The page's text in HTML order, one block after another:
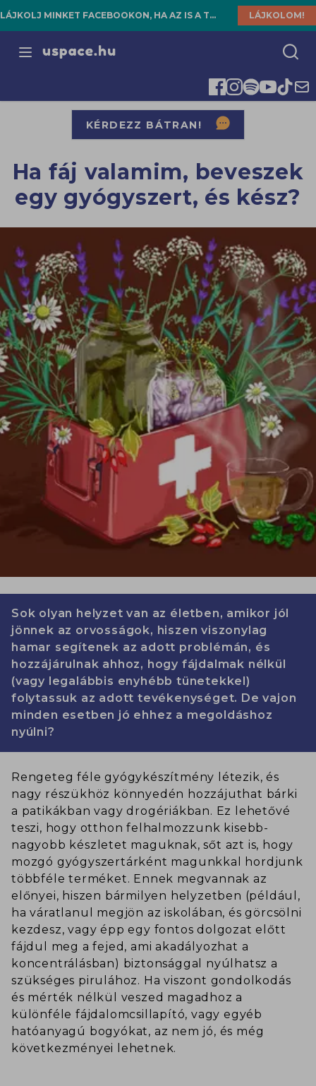
LÁJKOLJ MINKET FACEBOOKON, HA AZ IS A TE HELYED! LÁJKOLOM!
Open menu
KÉRDEZZ BÁTRAN!
Ha fáj valamim, beveszek
egy gyógyszert, és kész?
Sok olyan helyzet van az életben, amikor jól
jönnek az orvosságok, hiszen viszonylag
hamar segítenek az adott problémán, és
hozzájárulnak ahhoz, hogy fájdalmak nélkül
(vagy legalábbis enyhébb tünetekkel)
folytassuk az adott tevékenységet. De vajon
minden esetben jó ehhez a megoldáshoz
nyúlni?
Rengeteg féle gyógykészítmény létezik, és
nagy részükhöz könnyedén hozzájuthat bárki
a patikákban vagy drogériákban. Ez lehetővé
teszi, hogy otthon felhalmozzunk kisebb-
nagyobb készletet maguknak, sőt azt is, hogy
mozgó gyógyszertárként magunkkal hordjunk
többféle terméket. Ennek megvannak az
előnyei, hiszen bármilyen helyzetben (például,
ha váratlanul megjön az iskolában, és görcsölni
kezdesz, vagy épp egy fontos dolgozat előtt
fájdul meg a fejed, ami akadályozhat a
koncentrálásban) biztonsággal nyúlhatsz a
szükséges pirulához. Ha viszont gondolkodás
és mérték nélkül veszed magadhoz a
különféle fájdalomcsillapító, vagy egyéb
hatóanyagú bogyókat, az nem jó, és még
következményei lehetnek.